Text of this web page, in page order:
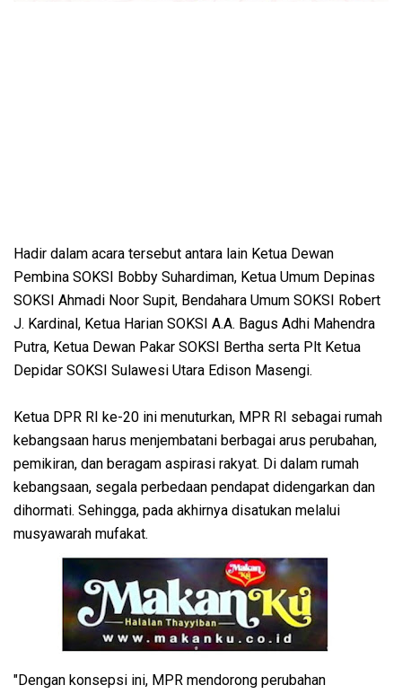
Hadir dalam acara tersebut antara lain Ketua Dewan
Pembina SOKSI Bobby Suhardiman, Ketua Umum Depinas
SOKSI Ahmadi Noor Supit, Bendahara Umum SOKSI Robert
J. Kardinal, Ketua Harian SOKSI A.A. Bagus Adhi Mahendra
Putra, Ketua Dewan Pakar SOKSI Bertha serta Plt Ketua
Depidar SOKSI Sulawesi Utara Edison Masengi.
Ketua DPR RI ke-20 ini menuturkan, MPR RI sebagai rumah
kebangsaan harus menjembatani berbagai arus perubahan,
pemikiran, dan beragam aspirasi rakyat. Di dalam rumah
kebangsaan, segala perbedaan pendapat didengarkan dan
dihormati. Sehingga, pada akhirnya disatukan melalui
musyawarah mufakat.
"Dengan konsepsi ini, MPR mendorong perubahan